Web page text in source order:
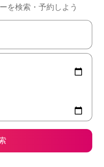
を検索・予約しよう
矢印キーを使って移動するか